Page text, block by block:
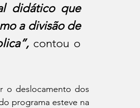
didático que
a divisão de
contou o
o deslocamento dos
programa esteve na